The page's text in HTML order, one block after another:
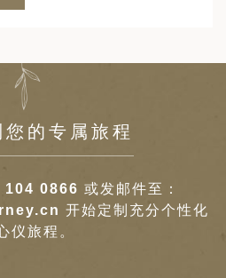
的专属旅程
104 0866 或发邮件至：
开始定制充分个性化
仪旅程。